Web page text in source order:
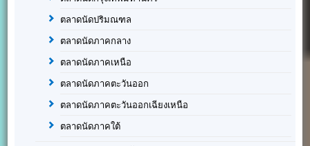
ตลาดนัดปริมณฑล
ตลาดนัดภาคกลาง
ตลาดนัดภาคเหนือ
ตลาดนัดภาคตะวันออก
ตลาดนัดภาคตะวันออกเฉียงเหนือ
ตลาดนัดภาคใต้